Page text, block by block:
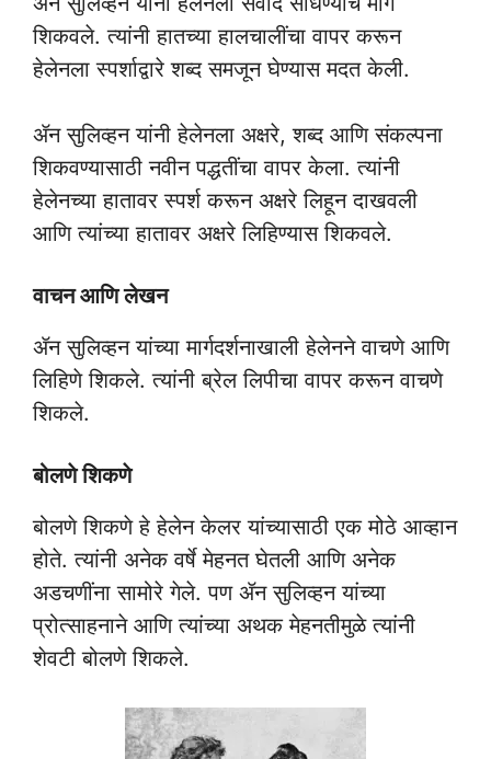
शिकवले. त्यांनी हातच्या हालचालींचा वापर करून
हेलेनला स्पर्शाद्वारे शब्द समजून घेण्यास मदत केली.
ॲन सुलिव्हन यांनी हेलेनला अक्षरे, शब्द आणि संकल्पना
शिकवण्यासाठी नवीन पद्धतींचा वापर केला. त्यांनी
हेलेनच्या हातावर स्पर्श करून अक्षरे लिहून दाखवली
आणि त्यांच्या हातावर अक्षरे लिहिण्यास शिकवले.
वाचन आणि लेखन
ॲन सुलिव्हन यांच्या मार्गदर्शनाखाली हेलेनने वाचणे आणि
लिहिणे शिकले. त्यांनी ब्रेल लिपीचा वापर करून वाचणे
शिकले.
बोलणे शिकणे
बोलणे शिकणे हे हेलेन केलर यांच्यासाठी एक मोठे आव्हान
होते. त्यांनी अनेक वर्षे मेहनत घेतली आणि अनेक
अडचणींना सामोरे गेले. पण ॲन सुलिव्हन यांच्या
प्रोत्साहनाने आणि त्यांच्या अथक मेहनतीमुळे त्यांनी
शेवटी बोलणे शिकले.